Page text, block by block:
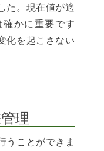
た。現在値が適
かに重要です
化を起こさない
理
うことができま